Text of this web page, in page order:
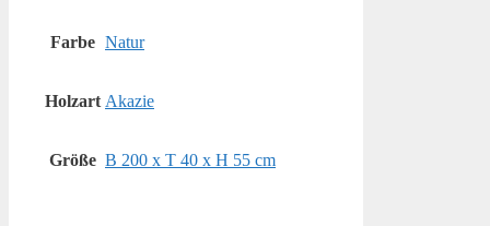
Farbe Natur
Holzart Akazie
Größe B 200 x T 40 x H 55 cm